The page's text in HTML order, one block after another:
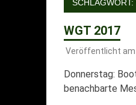
SCHLAGWORT:
WGT 2017
Veröffentlicht am
Donnerstag:
benachbarte